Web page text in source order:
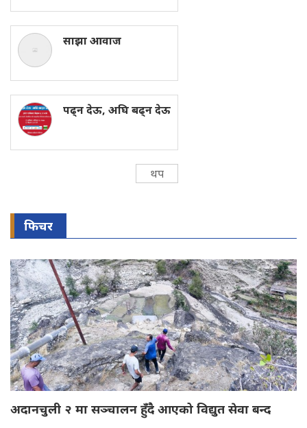
साझा आवाज
पढ्न देऊ, अघि बढ्न देऊ
थप
फिचर
अदानचुली २ मा सञ्चालन हुँदै आएको विद्युत सेवा बन्द